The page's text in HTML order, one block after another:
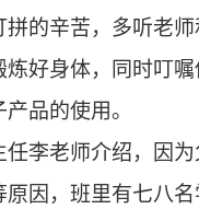
拼的辛苦，多听老
好身体，同时叮
品的使用。
李老师介绍，因为
因，班里有七八